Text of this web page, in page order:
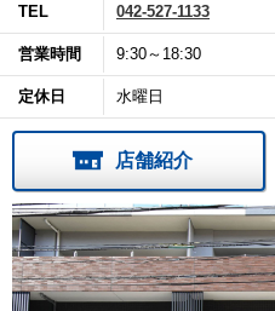
TEL 042-527-1133
営業時間 9:30～18:30
定休日 水曜日
店舗紹介